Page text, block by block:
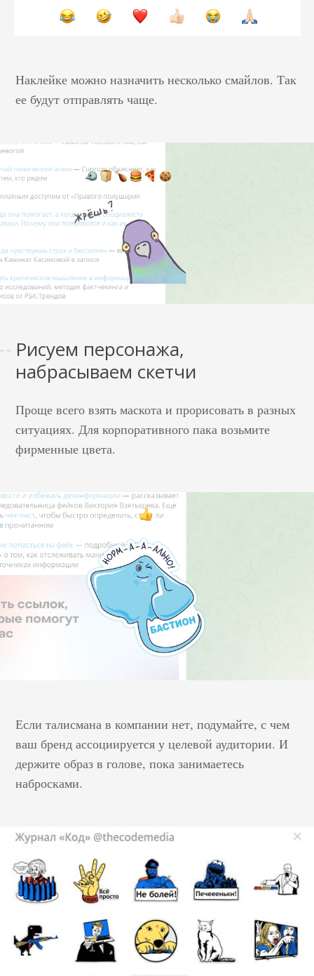
Наклейке можно назначить несколько смайлов. Так
ее будут отправлять чаще.
Рисуем персонажа,
набрасываем скетчи
Проще всего взять маскота и прорисовать в разных
ситуациях. Для корпоративного пака возьмите
фирменные цвета.
Если талисмана в компании нет, подумайте, с чем
ваш бренд ассоциируется у целевой аудитории. И
держите образ в голове, пока занимаетесь
набросками.